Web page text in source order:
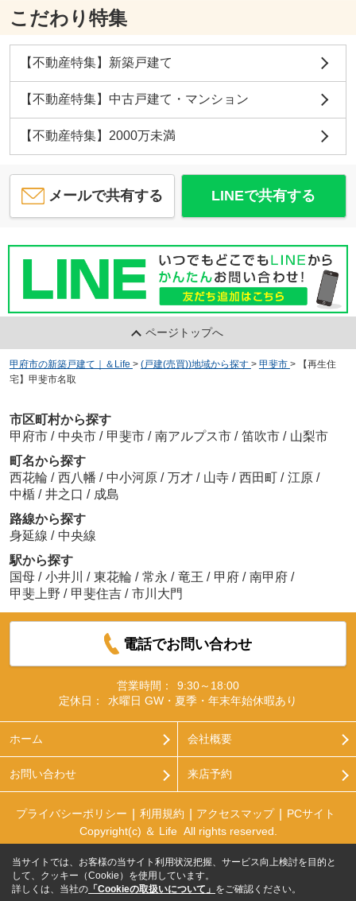
こだわり特集
【不動産特集】新築戸建て
【不動産特集】中古戸建て・マンション
【不動産特集】2000万未満
メールで共有する LINEで共有する
ページトップへ
甲府市の新築戸建て｜＆Life > (戸建(売買))地域から探す > 甲斐市 >
【再生住
宅】甲斐市名取
市区町村から探す
甲府市 / 中央市 / 甲斐市 / 南アルプス市 / 笛吹市 / 山梨市
町名から探す
西花輪 / 西八幡 / 中小河原 / 万才 / 山寺 / 西田町 / 江原 /
中楯 / 井之口 / 成島
路線から探す
身延線 / 中央線
駅から探す
国母 / 小井川 / 東花輪 / 常永 / 竜王 / 甲府 / 南甲府 /
甲斐上野 / 甲斐住吉 / 市川大門
電話でお問い合わせ
営業時間：
9:30～18:00
定休日：
水曜日 GW・夏季・年末年始休暇あり
ホーム 会社概要
お問い合わせ 来店予約
プライバシーポリシー 利用規約 アクセスマップ
PCサイト
Copyright(c) ＆ Life All rights reserved.
当サイトでは、お客様の当サイト利用状況把握、サービス向上検討を目的と
して、クッキー（Cookie）を使用しています。
詳しくは、当社の 「Cookieの取扱いについて」 をご確認ください。